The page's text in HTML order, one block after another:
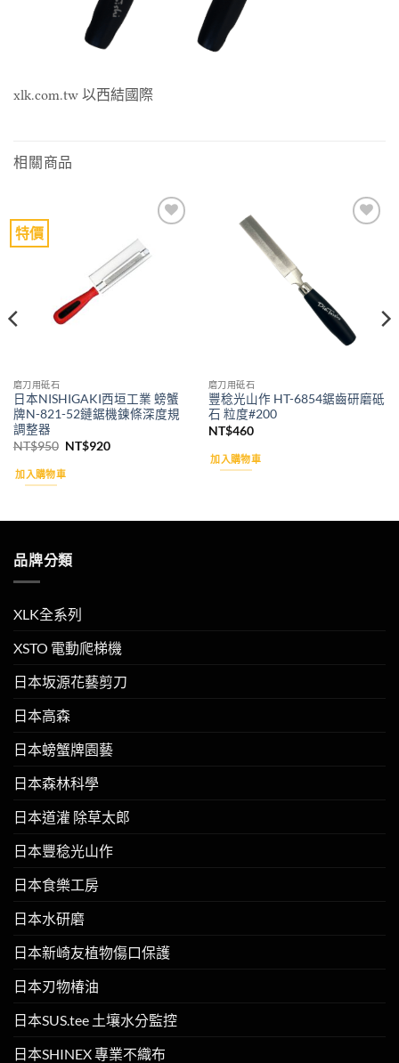
xlk.com.tw 以西結國際
相關商品
特價
wishlist
磨刀用砥石
日本NISHIGAKI西垣工業 螃蟹
牌N-821-52鏈鋸機鍊條深度規
調整器
NT$950 原
價
格：
NT$920目
加入購物車
磨刀用砥石
豐稔光山作 HT-6854鋸齒研磨砥
石 粒度#200
NT$460
加入購物車
品牌分類
XLK全系列
XSTO 電動爬梯機
日本坂源花藝剪刀
日本高森
日本螃蟹牌園藝
日本森林科學
日本道灌 除草太郎
日本豐稔光山作
日本食樂工房
日本水研磨
日本新崎友植物傷口保護
日本刃物椿油
日本SUS.tee 土壤水分監控
日本SHINEX 專業不織布